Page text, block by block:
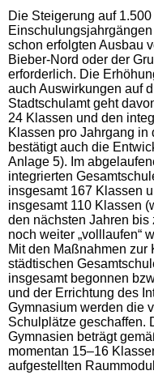
Die Steigerung auf
schon erfolgten Ausbau
Bieber-Nord oder der
erforderlich. Die
auch Auswirkungen auf
Stadtschulamt geht
24 Klassen und den
Klassen pro Jahrgang in
bestätigt auch die
Anlage 5). Im
integrierten
insgesamt 167 Klassen
insgesamt 110 Klassen
den nächsten Jahren
noch weiter „volllaufen“
Mit den Maßnahmen zur
städtischen
insgesamt begonnen
und der Errichtung des
Gymnasium werden die
Schulplätze geschaffen.
Gymnasien beträgt
momentan 15–16
aufgestellten